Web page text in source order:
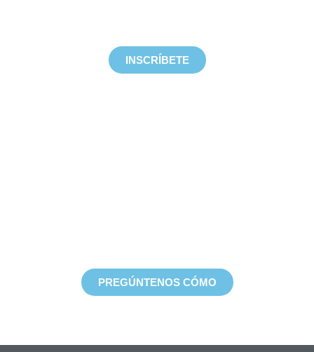
INSCRÍBETE
PREGÚNTENOS CÓMO